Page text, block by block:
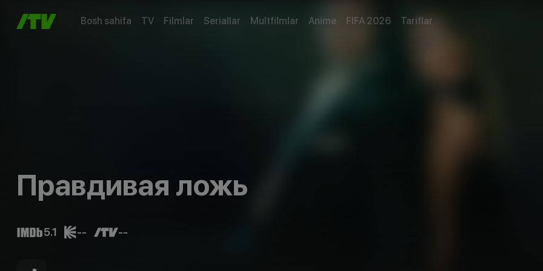
Bosh sahifa TV Filmlar Seriallar Multfilmlar Anime FIFA 2026 Tariflar
Правдивая ложь
5.1 -- --